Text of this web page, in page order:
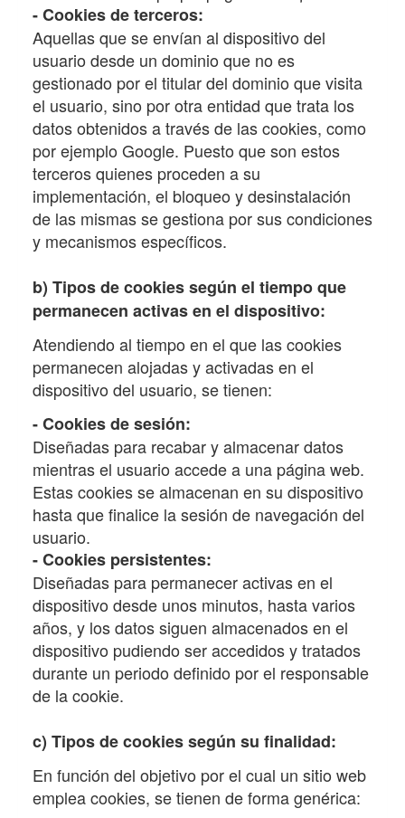
- Cookies de terceros:
Aquellas que se envían al dispositivo del
usuario desde un dominio que no es
gestionado por el titular del dominio que visita
el usuario, sino por otra entidad que trata los
datos obtenidos a través de las cookies, como
por ejemplo Google. Puesto que son estos
terceros quienes proceden a su
implementación, el bloqueo y desinstalación
de las mismas se gestiona por sus condiciones
y mecanismos específicos.
b) Tipos de cookies según el tiempo que
permanecen activas en el dispositivo:
Atendiendo al tiempo en el que las cookies
permanecen alojadas y activadas en el
dispositivo del usuario, se tienen:
- Cookies de sesión:
Diseñadas para recabar y almacenar datos
mientras el usuario accede a una página web.
Estas cookies se almacenan en su dispositivo
hasta que finalice la sesión de navegación del
usuario.
- Cookies persistentes:
Diseñadas para permanecer activas en el
dispositivo desde unos minutos, hasta varios
años, y los datos siguen almacenados en el
dispositivo pudiendo ser accedidos y tratados
durante un periodo definido por el responsable
de la cookie.
c) Tipos de cookies según su finalidad:
En función del objetivo por el cual un sitio web
emplea cookies, se tienen de forma genérica: